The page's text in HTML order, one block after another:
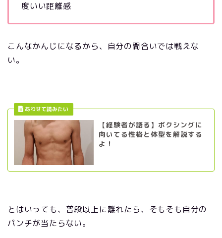
度いい距離感
こんなかんじになるから、自分の間合いでは戦えな
い。
【経験者が語る】ボクシングに
向いてる性格と体型を解説する
よ！
とはいっても、普段以上に離れたら、そもそも自分の
パンチが当たらない。